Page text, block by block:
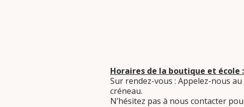
Horaires de la boutique et école :
Sur rendez-vous : Appelez-nous au
créneau.
​N’hésitez pas à nous contacter